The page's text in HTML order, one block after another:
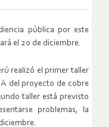
pública por este
el 20 de diciembre.
realizó el primer taller
del proyecto de cobre
taller está previsto
problemas, la